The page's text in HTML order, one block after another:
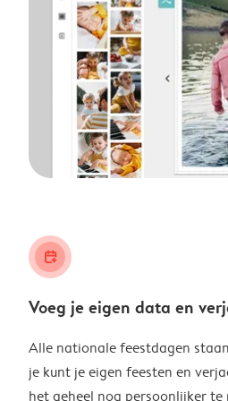
calendar_plus
Voeg je eigen data en
Alle nationale feestdagen
je kunt je eigen feesten en
het geheel nog persoonlijker te